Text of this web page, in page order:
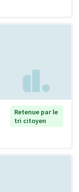
Retenue par le
tri citoyen